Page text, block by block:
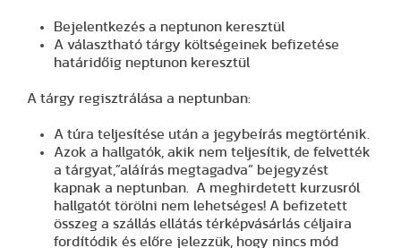
Bejelentkezés a neptunon keresztül
A választható tárgy költségeinek befizetése
határidőig neptunon keresztül
A tárgy regisztrálása a neptunban:
A túra teljesítése után a jegybeírás megtörténik.
Azok a hallgatók, akik nem teljesítik, de felvették
a tárgyat,”aláírás megtagadva” bejegyzést
kapnak a neptunban. A meghirdetett kurzusról
hallgatót törölni nem lehetséges! A befizetett
összeg a szállás ellátás térképvásárlás céljaira
fordítódik és előre jelezzük, hogy nincs mód